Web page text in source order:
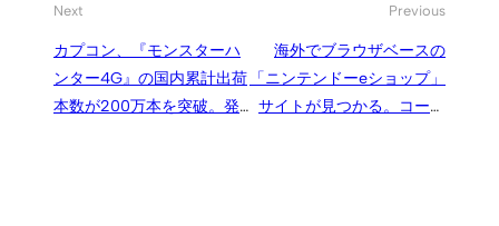
Next
カプコン、『モンスターハ
ンター4G』の国内累計出荷
本数が200万本を突破。発
Previous
海外でブラウザベースの
「ニンテンドーeショップ」
サイトが見つかる。コード